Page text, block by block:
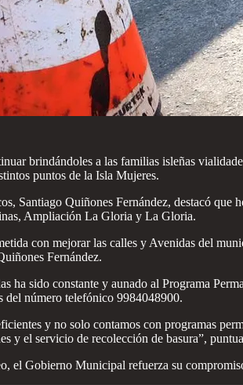
brindándoles a las familias isleñas
puntos de la Isla Mujeres.
Santiago Quiñones Fernández, destacó que
Ampliación La Gloria y La Gloria.
con mejorar las calles y Avenidas del
Fernández.
ha sido constante y aunado al Programa
del número telefónico 9984048900.
y no solo contamos con programas
y el servicio de recolección de basura”,
el Gobierno Municipal refuerza su